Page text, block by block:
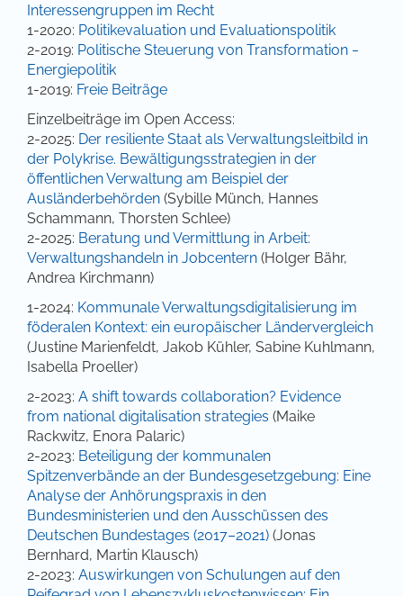
Interessengruppen im Recht
1-2020: Politikevaluation und Evaluationspolitik
2-2019: Politische Steuerung von Transformation ‒
Energiepolitik
1-2019: Freie Beiträge
Einzelbeiträge im Open Access:
2-2025: Der resiliente Staat als Verwaltungsleitbild in
der Polykrise. Bewältigungsstrategien in der
öffentlichen Verwaltung am Beispiel der
Ausländerbehörden (Sybille Münch, Hannes
Schammann, Thorsten Schlee)
2-2025: Beratung und Vermittlung in Arbeit:
Verwaltungshandeln in Jobcentern (Holger Bähr,
Andrea Kirchmann)
1-2024: Kommunale Verwaltungsdigitalisierung im
föderalen Kontext: ein europäischer Ländervergleich
(Justine Marienfeldt, Jakob Kühler, Sabine Kuhlmann,
Isabella Proeller)
2-2023: A shift towards collaboration? Evidence
from national digitalisation strategies (Maike
Rackwitz, Enora Palaric)
2-2023: Beteiligung der kommunalen
Spitzenverbände an der Bundesgesetzgebung: Eine
Analyse der Anhörungspraxis in den
Bundesministerien und den Ausschüssen des
Deutschen Bundestages (2017–2021) (Jonas
Bernhard, Martin Klausch)
2-2023: Auswirkungen von Schulungen auf den